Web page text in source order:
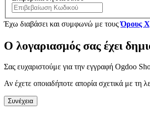
Έχω διαβάσει και συμφωνώ με τουςΌρους
Ο λογαριασμός σας έχει
Σας ευχαριστούμε για την εγγραφή Ogdoo
Αν έχετε οποιαδήποτε απορία σχετικά με τη
Συνέχεια